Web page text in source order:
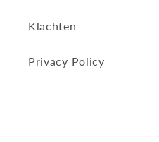
Klachten
Privacy Policy